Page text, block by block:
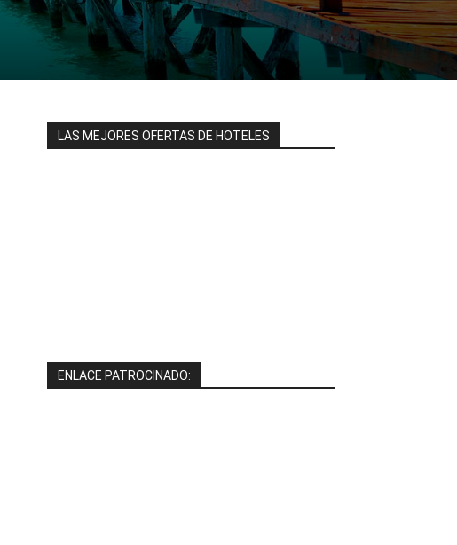
LAS MEJORES OFERTAS DE HOTELES
ENLACE PATROCINADO: